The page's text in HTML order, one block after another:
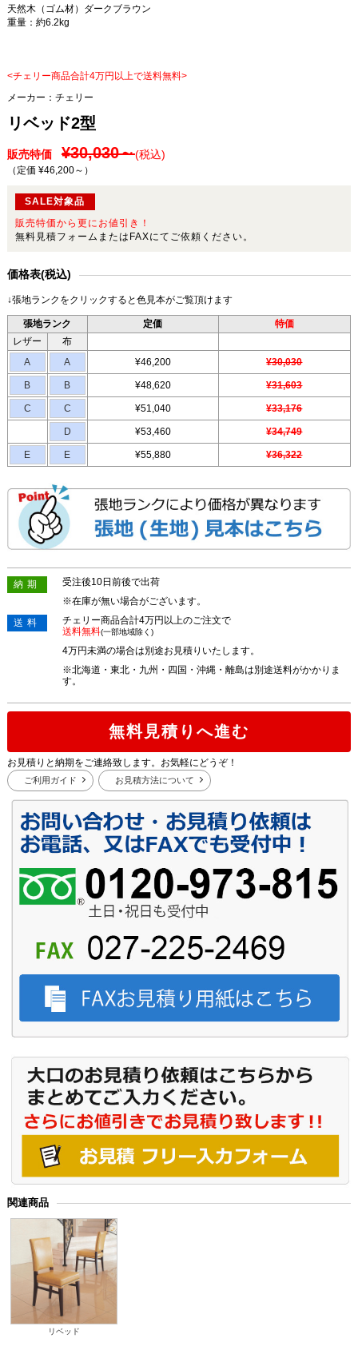
天然木（ゴム材）ダークブラウン
重量：約6.2kg
<チェリー商品合計4万円以上で送料無料>
メーカー： チェリー
リベッド2型
販売特価 ¥30,030～(税込)
（定価 ¥46,200～ ）
SALE対象品
販売特価から更にお値引き！
無料見積フォームまたはFAXにてご依頼ください。
価格表(税込)
↓張地ランクをクリックすると色見本がご覧頂けます
張地ランク 定価
特価
レザー
布
A
A ¥46,200 ¥30,030
B B ¥48,620 ¥31,603
C C ¥51,040 ¥33,176
D ¥53,460 ¥34,749
E E ¥55,880 ¥36,322
納期
受注後10日前後で出荷
※在庫が無い場合がございます。
送料
チェリー商品合計4万円以上のご注文で
送料無料(一部地域除く)
4万円未満の場合は別途お見積りいたします。
※北海道・東北・九州・四国・沖縄・離島は別途送料がかかりま
す。
無料見積りへ進む
お見積りと納期をご連絡致します。お気軽にどうぞ！
ご利用ガイド お見積方法について
関連商品
リベッド